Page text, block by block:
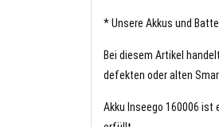
* Unsere Akkus und
Bei diesem Artikel
defekten oder alten
Akku Inseego 160006 ist